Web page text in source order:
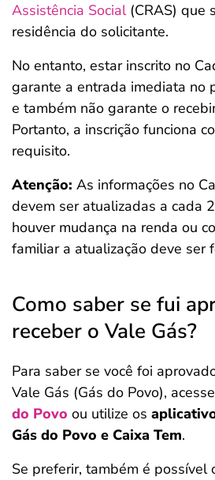
Assistência Social(CRAS) que
residência do solicitante.
No entanto, estar inscrito no
garante a entrada imediata no
e também não garante o
Portanto, a inscrição funciona
requisito.
Atenção: As informações no
devem ser atualizadas a cada
houver mudança na renda ou
familiar a atualização deve ser
Como saber se fui
receber o Vale Gás?
Para saber se você foi
Vale Gás (Gás do Povo),
do Povo ou utilize os
Gás do Povo e Caixa Tem.
Se preferir, também é possível